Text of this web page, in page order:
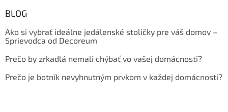
BLOG
Ako si vybrať ideálne jedálenské stoličky pre váš domov –
Sprievodca od Decoreum
Prečo by zrkadlá nemali chýbať vo vašej domácnosti?
Prečo je botník nevyhnutným prvkom v každej domácnosti?